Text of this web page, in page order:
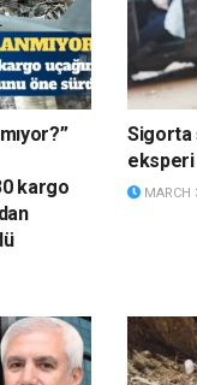
kargo
Sigorta
MARCH